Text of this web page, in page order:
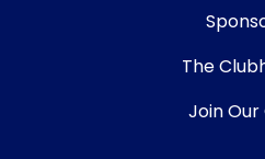
The
Join Our